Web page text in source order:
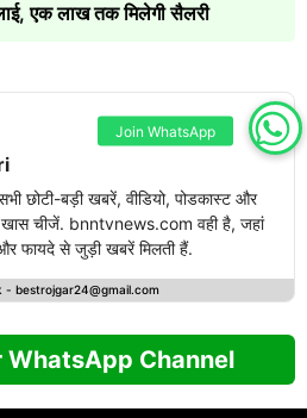
एक लाख तक मिलेगी सैलरी
छोटी-बड़ी खबरें, वीडियो, पोडकास्ट और
खास चीजें. bnntvnews.com वही है, जहां
फायदे से जुड़ी खबरें मिलती हैं.
- bestrojgar24@gmail.com
WhatsApp Channel
Join WhatsApp